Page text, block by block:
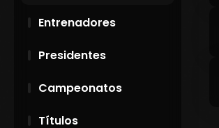
Entrenadores
Presidentes
Campeonatos
Títulos